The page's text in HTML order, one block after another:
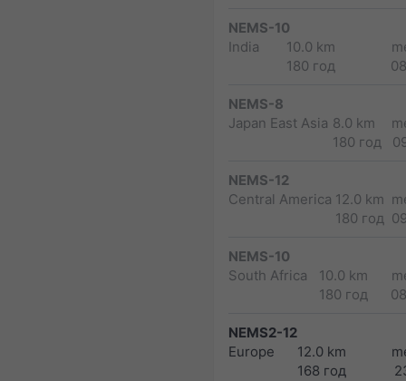
NEMS-10
India
10.0 km
180 год
NEMS-8
Japan East Asia 8.0 km
180 год
NEMS-12
Central America 12.0 km
180 год
NEMS-10
South Africa
10.0 km
180 год
NEMS2-12
Europe
12.0 km
168 год